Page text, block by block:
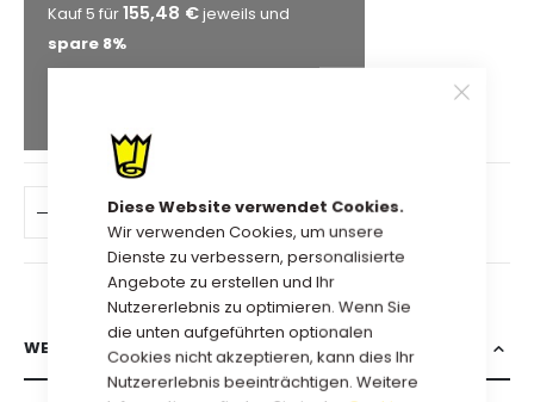
Diese Website verwendet Cookies.
Wir verwenden Cookies, um unsere
Dienste zu verbessern, personalisierte
Angebote zu erstellen und Ihr
Nutzererlebnis zu optimieren. Wenn Sie
die unten aufgeführten optionalen
Cookies nicht akzeptieren, kann dies Ihr
Nutzererlebnis beeinträchtigen. Weitere
Kauf 5 für155,48 €jeweils und
spare 8%
IN DEN WARENKORB
WEITERE INFORMATIONEN